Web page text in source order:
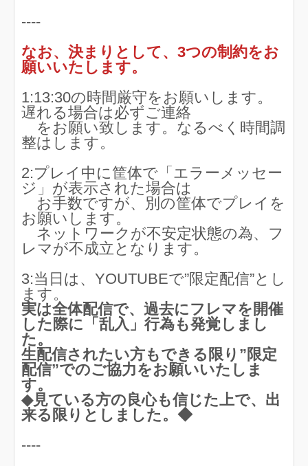
----
なお、決まりとして、3つの制約をお
願いいたします。
1:13:30の時間厳守をお願いします。
遅れる場合は必ずご連絡
をお願い致します。なるべく時間調
整はします。
2:プレイ中に筐体で「エラーメッセー
ジ」が表示された場合は
お手数ですが、別の筐体でプレイを
お願いします。
ネットワークが不安定状態の為、フ
レマが不成立となります。
3:当日は、YOUTUBEで”限定配信”とし
ます。
実は全体配信で、過去にフレマを開催
した際に「乱入」行為も発覚しまし
た。
生配信されたい方もできる限り”限定
配信”でのご協力をお願いいたしま
す。
◆見ている方の良心も信じた上で、出
来る限りとしました。◆
----